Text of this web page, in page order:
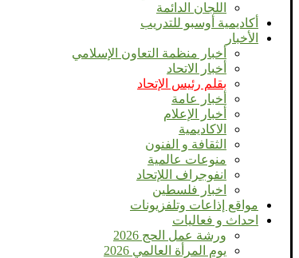
اللجان الدائمة
أكاديمية أوسبو للتدريب
الأخبار
أخبار منظمة التعاون الإسلامي
أخبار الاتحاد
بقلم رئيس الإتحاد
أخبار عامة
أخبار الإعلام
الاكاديمية
الثقافة و الفنون
منوعات عالمية
انفوجراف اللإتحاد
اخبار فلسطين
مواقع إذاعات وتلفزيونات
احداث و فعاليات
ورشة عمل الحج 2026
يوم المرأة العالمي 2026